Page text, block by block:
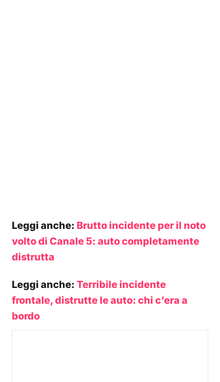
Leggi anche: Brutto incidente per il noto
volto di Canale 5: auto completamente
distrutta
Leggi anche: Terribile incidente
frontale, distrutte le auto: chi c’era a
bordo